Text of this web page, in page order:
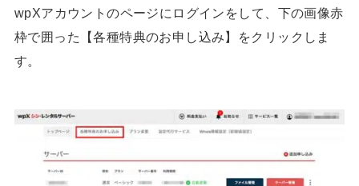
wpXアカウントのページにログインをして、下の画像赤
枠で囲った【各種特典のお申し込み】をクリックしま
す。